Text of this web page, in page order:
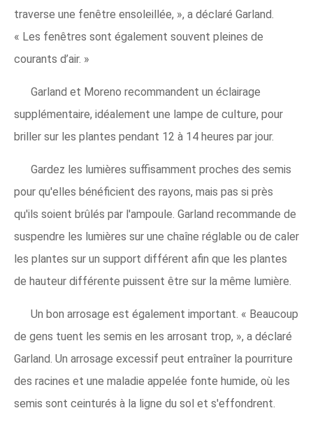
traverse une fenêtre ensoleillée, », a déclaré Garland.
« Les fenêtres sont également souvent pleines de
courants d’air. »
Garland et Moreno recommandent un éclairage
supplémentaire, idéalement une lampe de culture, pour
briller sur les plantes pendant 12 à 14 heures par jour.
Gardez les lumières suffisamment proches des semis
pour qu'elles bénéficient des rayons, mais pas si près
qu'ils soient brûlés par l'ampoule. Garland recommande de
suspendre les lumières sur une chaîne réglable ou de caler
les plantes sur un support différent afin que les plantes
de hauteur différente puissent être sur la même lumière.
Un bon arrosage est également important. « Beaucoup
de gens tuent les semis en les arrosant trop, », a déclaré
Garland. Un arrosage excessif peut entraîner la pourriture
des racines et une maladie appelée fonte humide, où les
semis sont ceinturés à la ligne du sol et s'effondrent.